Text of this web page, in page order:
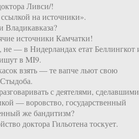
Ливси/!
на источники».
источники Камчатки!
— в Нидерландах етат Беллингкот
в MI9.
взять — те вапче льют свою
с деятелями, сделавшими
— воровство, государственный
же бандитизм?
доктора Гильотена тоскует.